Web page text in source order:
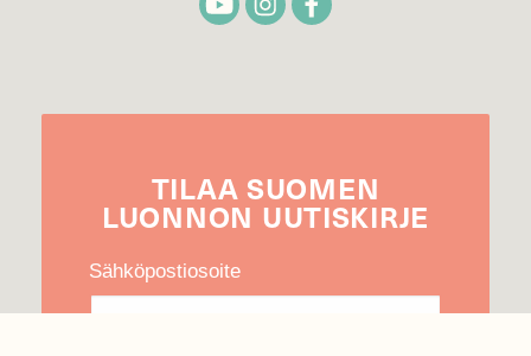
TILAA SUOMEN
LUONNON UUTIS­KIRJE
Sähköpostiosoite